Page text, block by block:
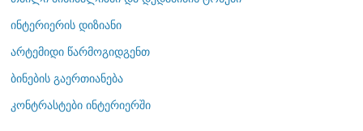
ო
რ
ბ
ი
ინტერიერის დიზიანი
არტემიდი წარმოგიდგენთ
ბინების გაერთიანება
კონტრასტები ინტერიერში